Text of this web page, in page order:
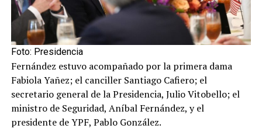
Foto: Presidencia
Fernández estuvo acompañado por la primera dama
Fabiola Yañez; el canciller Santiago Cafiero; el
secretario general de la Presidencia, Julio Vitobello; el
ministro de Seguridad, Aníbal Fernández, y el
presidente de YPF, Pablo González.